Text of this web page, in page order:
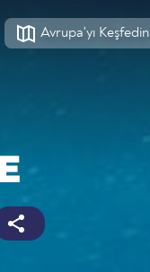
Avrupa'yı Keşfedin